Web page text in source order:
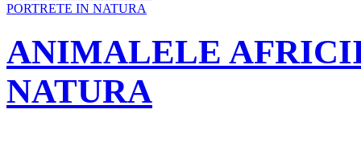
ANIMALELE
NATURA